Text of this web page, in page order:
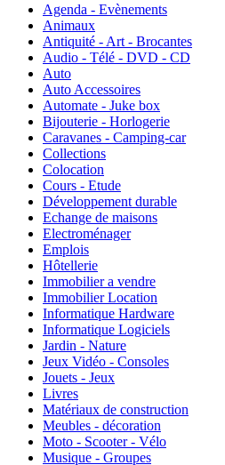
Agenda - Evènements
Animaux
Antiquité - Art - Brocantes
Audio - Télé - DVD - CD
Auto
Auto Accessoires
Automate - Juke box
Bijouterie - Horlogerie
Caravanes - Camping-car
Collections
Colocation
Cours - Etude
Développement durable
Echange de maisons
Electroménager
Emplois
Hôtellerie
Immobilier a vendre
Immobilier Location
Informatique Hardware
Informatique Logiciels
Jardin - Nature
Jeux Vidéo - Consoles
Jouets - Jeux
Livres
Matériaux de construction
Meubles - décoration
Moto - Scooter - Vélo
Musique - Groupes